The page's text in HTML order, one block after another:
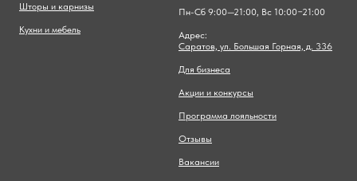
Шторы и карнизы
Кухни и мебель
Пн-Сб 9:00—21:00, Вс 10:00−21:00
Адрес:
Саратов, ул. Большая Горная, д. 336
Для бизнеса
Акции и конкурсы
Программа лояльности
Отзывы
Вакансии